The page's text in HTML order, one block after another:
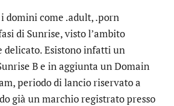
domini come .adult, .porn
di Sunrise, visto l’ambito
Esistono infatti un
B e in aggiunta un Domain
periodo di lancio riservato a
già un marchio registrato presso